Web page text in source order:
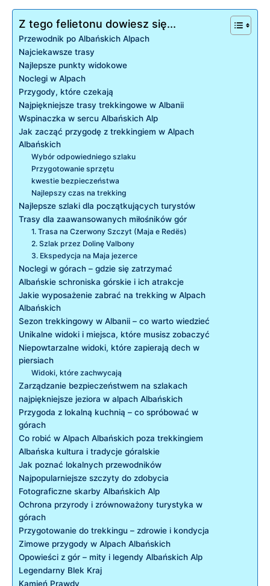
Z tego felietonu dowiesz się...
Przewodnik po ​Albańskich ⁤Alpach
Najciekawsze⁤ trasy
Najlepsze punkty ⁤widokowe
Noclegi w Alpach
Przygody, ⁤które czekają
Najpiękniejsze trasy ‍trekkingowe‍ w Albanii
Wspinaczka ‌w sercu⁤ Albańskich‌ Alp
Jak⁢ zacząć przygodę ⁣z trekkingiem w⁢ Alpach
Albańskich
Wybór odpowiedniego szlaku
Przygotowanie sprzętu
kwestie⁢ bezpieczeństwa
Najlepszy czas na⁢ trekking
Najlepsze szlaki dla ⁤początkujących turystów
Trasy‌ dla zaawansowanych miłośników gór
1. Trasa na Czerwony Szczyt (Maja e Redës)
2. Szlak przez‌ Dolinę Valbony
3. Ekspedycja na‍ Maja ⁣jezerce
Noclegi w górach‍ – gdzie się zatrzymać
Albańskie schroniska ​górskie⁤ i ich atrakcje
Jakie wyposażenie zabrać⁤ na ​trekking w ‌Alpach
Albańskich
Sezon⁣ trekkingowy w Albanii – co warto wiedzieć
Unikalne‍ widoki ⁣i miejsca, które musisz​ zobaczyć
Niepowtarzalne widoki, które zapierają ​dech w
piersiach
Widoki, które zachwycają
Zarządzanie ‌bezpieczeństwem na szlakach
najpiękniejsze​ jeziora ​w alpach Albańskich
Przygoda‌ z lokalną kuchnią ⁣– co spróbować ​w ​
górach
Co robić ⁤w⁢ Alpach Albańskich poza trekkingiem
Albańska kultura‌ i ⁣tradycje góralskie
Jak poznać lokalnych przewodników
Najpopularniejsze szczyty do zdobycia
Fotograficzne skarby Albańskich Alp
Ochrona przyrody i zrównoważony turystyka w
⁢górach
Przygotowanie do⁤ trekkingu⁣ – zdrowie i ⁢kondycja
Zimowe przygody⁣ w Alpach Albańskich
Opowieści z ⁢gór ⁤– mity i legendy Albańskich ​Alp
Legendarny Blek‍ Kraj
Kamień Prawdy